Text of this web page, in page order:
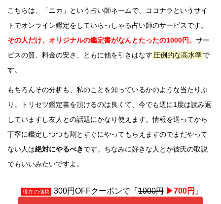
こちらは、「ニカ」という占い師ネームで、ココナラというサイ
トでオンライン鑑定をしていらっしゃる占い師のサービスです。
その人だけ、オリジナルの鑑定書がなんとたったの1000円。 サー
ビスの質、料金の安さ、ともに他を引きはなす 圧倒的な高水準で
す。
もちろんその分析も、私のことを知っているかのような当たりぶ
り。トリセツ鑑定書を頂けるのは良くて、今でも週に1度は読み返
していますし友人との話題にかなり使えます。情報を送ってから
丁寧に鑑定しつつも割とすぐにやってもらえますのでまだやって
ない人は絶対にやるべきです。ちなみに好きな人とか彼氏の取説
でもいいみたいですよ。
現在の価格 300円OFFクーポンで『1000円 ▶︎700円 』